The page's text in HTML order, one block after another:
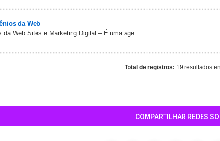
da Web
da Web Sites e Marketing Digital – É uma agê
Total de registros: 19 resultados
COMPARTILHAR REDES